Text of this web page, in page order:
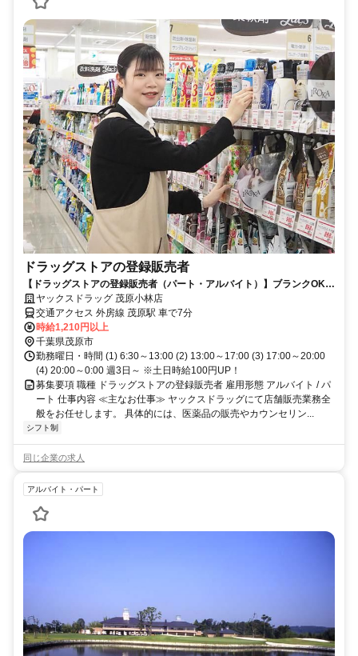
ドラッグストアの登録販売者
【ドラッグストアの登録販売者（パート・アルバイト）】ブランクOK！
ヤックスドラッグ茂原小林店！
ヤックスドラッグ 茂原小林店
交通アクセス 外房線 茂原駅 車で7分
時給1,210円以上
千葉県茂原市
勤務曜日・時間 (1) 6:30～13:00 (2) 13:00～17:00 (3) 17:00～20:00
(4) 20:00～0:00 週3日～ ※土日時給100円UP！
募集要項 職種 ドラッグストアの登録販売者 雇用形態 アルバイト / パ
ート 仕事内容 ≪主なお仕事≫ ヤックスドラッグにて店舗販売業務全
般をお任せします。 具体的には、医薬品の販売やカウンセリン...
シフト制
同じ企業の求人
アルバイト・パート